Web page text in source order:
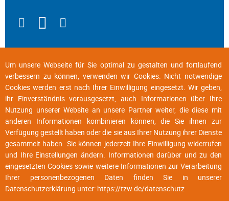
Um unsere Webseite für Sie optimal zu gestalten und fortlaufend
verbessern zu können, verwenden wir Cookies. Nicht notwendige
Cookies werden erst nach Ihrer Einwilligung eingesetzt. Wir geben,
ihr Einverständnis vorausgesetzt, auch Informationen über Ihre
Nutzung unserer Website an unsere Partner weiter, die diese mit
anderen Informationen kombinieren können, die Sie ihnen zur
Verfügung gestellt haben oder die sie aus Ihrer Nutzung ihrer Dienste
gesammelt haben. Sie können jederzeit Ihre Einwilligung widerrufen
und Ihre Einstellungen ändern. Informationen darüber und zu den
eingesetzten Cookies sowie weitere Informationen zur Verarbeitung
Ihrer personenbezogenen Daten finden Sie in unserer
Datenschutzerklärung unter: https://tzw.de/datenschutz